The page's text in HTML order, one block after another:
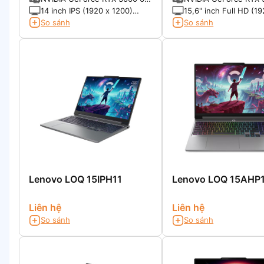
GB GDDR6
14 inch IPS (1920 x 1200)
165Hz, 400 Nits, Tỷ lệ 16:10
So sánh
15,6" inch Full HD
1080), 144Hz
So sánh
Lenovo LOQ 15IPH11
Liên hệ
So sánh
Lenovo LOQ
Liên hệ
So sánh